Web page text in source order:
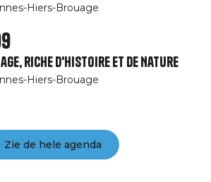
Hiers-Brouage
riche d'Histoire et de Nature
Hiers-Brouage
Zie de hele agenda